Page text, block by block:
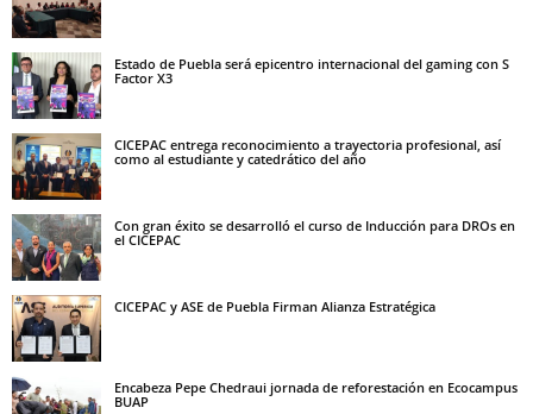
Estado de Puebla será epicentro internacional del gaming con S
Factor X3
CICEPAC entrega reconocimiento a trayectoria profesional, así
como al estudiante y catedrático del año
Con gran éxito se desarrolló el curso de Inducción para DROs en
el CICEPAC
CICEPAC y ASE de Puebla Firman Alianza Estratégica
Encabeza Pepe Chedraui jornada de reforestación en Ecocampus
BUAP